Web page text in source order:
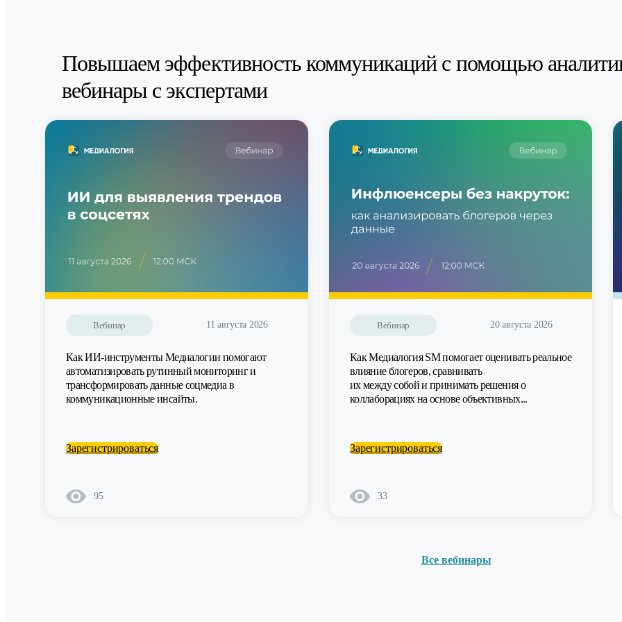
Повышаем эффективность коммуникаций с помощью
вебинары с экспертами
Вебинар 11 августа 2026
Как ИИ-инструменты Медиалогии помогают
автоматизировать рутинный мониторинг и
трансформировать данные соцмедиа в
коммуникационные инсайты.
Зарегистрироваться
95
Вебинар 20 августа 2026
Как Медиалогия SM помогает оценивать реальное
влияние блогеров, сравнивать
их между собой и принимать решения о
коллаборациях на основе объективных...
Зарегистрироваться
33
Все вебинары